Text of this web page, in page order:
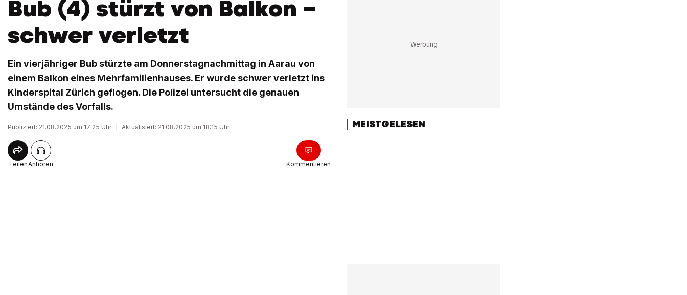
Bub (4) stürzt von Balkon –
schwer verletzt
Ein vierjähriger Bub stürzte am Donnerstagnachmittag in Aarau von
einem Balkon eines Mehrfamilienhauses. Er wurde schwer verletzt ins
Kinderspital Zürich geflogen. Die Polizei untersucht die genauen
Umstände des Vorfalls.
Publiziert: 21.08.2025 um 17:25 Uhr Aktualisiert: 21.08.2025 um 18:15 Uhr
TeilenAnhören Kommentieren
MEISTGELESEN